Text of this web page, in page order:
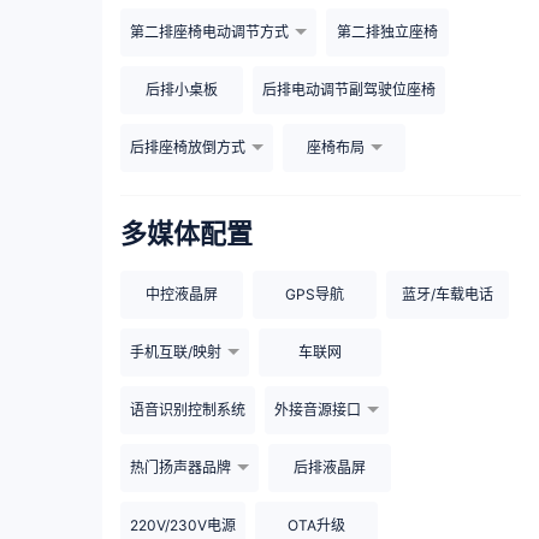
第二排座椅电动调节方式 第二排独立座椅
后排小桌板 后排电动调节副驾驶位座椅
后排座椅放倒方式 座椅布局
多媒体配置
中控液晶屏 GPS导航 蓝牙/车载电话
手机互联/映射 车联网
语音识别控制系统 外接音源接口
热门扬声器品牌 后排液晶屏
220V/230V电源 OTA升级